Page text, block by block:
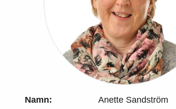
Namn:
Anette Sandström